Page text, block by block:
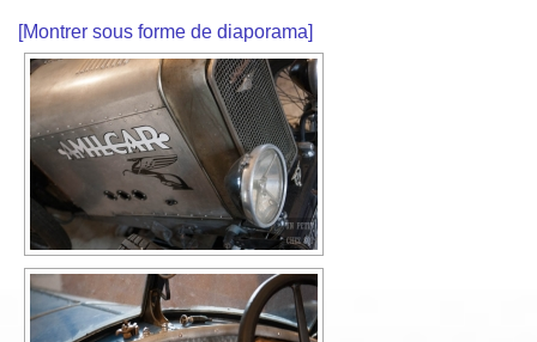
[Montrer sous forme de diaporama]